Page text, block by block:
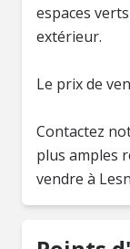
espaces
extérieur.
Le prix de
Contactez
plus amples